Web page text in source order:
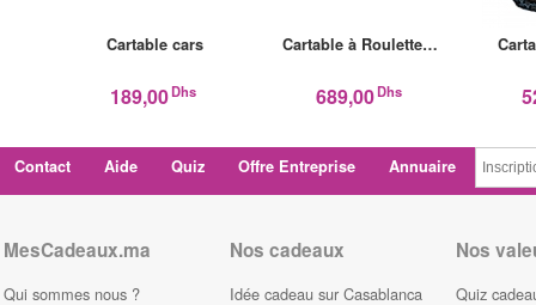
Cartable cars
189,00Dhs
Cartable à Roulette…
689,00Dhs
Contact Aide Quiz Offre Entreprise Annuaire
MesCadeaux.ma
Qui sommes nous ?
Nos cadeaux
Idée cadeau sur Casablanca
Nos
Quiz